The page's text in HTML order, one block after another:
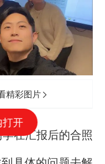
精彩图片
在汇报后的合照
开